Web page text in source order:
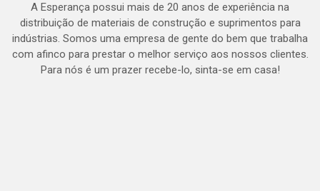
A Esperança possui mais de 20 anos de experiência na
distribuição de materiais de construção e suprimentos para
indústrias. Somos uma empresa de gente do bem que trabalha
com afinco para prestar o melhor serviço aos nossos clientes.
Para nós é um prazer recebe-lo, sinta-se em casa!